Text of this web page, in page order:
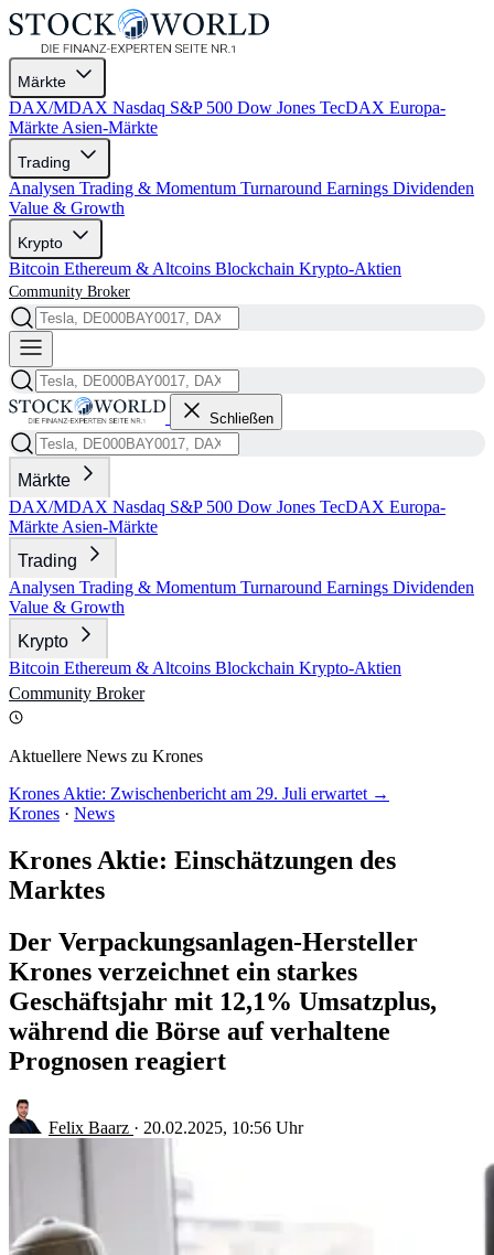
Märkte
DAX/MDAX Nasdaq S&P 500 Dow Jones TecDAX Europa-
Märkte Asien-Märkte
Trading
Analysen Trading & Momentum Turnaround Earnings Dividenden
Value & Growth
Krypto
Bitcoin Ethereum & Altcoins Blockchain Krypto-Aktien
Community Broker
Schließen
Märkte
DAX/MDAX Nasdaq S&P 500 Dow Jones TecDAX Europa-
Märkte Asien-Märkte
Trading
Analysen Trading & Momentum Turnaround Earnings Dividenden
Value & Growth
Krypto
Bitcoin Ethereum & Altcoins Blockchain Krypto-Aktien
Community Broker
Aktuellere News zu Krones
Krones Aktie: Zwischenbericht am 29. Juli erwartet →
Krones · News
Krones Aktie: Einschätzungen des
Marktes
Der Verpackungsanlagen-Hersteller
Krones verzeichnet ein starkes
Geschäftsjahr mit 12,1% Umsatzplus,
während die Börse auf verhaltene
Prognosen reagiert
Felix Baarz · 20.02.2025, 10:56 Uhr